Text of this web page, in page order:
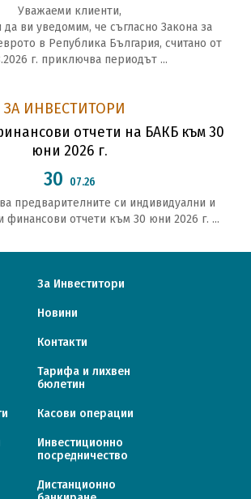
Уважаеми клиенти,
ви уведомим, че съгласно Закона за
в Република България, считано от
г. приключва периодът ...
ЗА ИНВЕСТИТОРИ
отчети на БАКБ към 30
юни 2026 г.
30 07.26
предварителните си индивидуални и
финансови отчети към 30 юни 2026 г. ...
За Инвеститори
Новини
Контакти
Тарифa и лихвен
бюлетин
Касови операции
Инвестиционно
посредничество
Дистанционно